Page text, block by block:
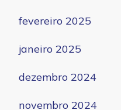
fevereiro 2025
janeiro 2025
dezembro 2024
novembro 2024